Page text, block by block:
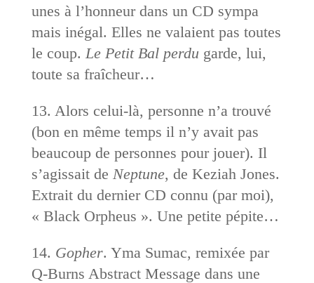
unes à l’honneur dans un CD sympa
mais inégal. Elles ne valaient pas toutes
le coup. Le Petit Bal perdu garde, lui,
toute sa fraîcheur…
13. Alors celui-là, personne n’a trouvé
(bon en même temps il n’y avait pas
beaucoup de personnes pour jouer). Il
s’agissait de Neptune, de Keziah Jones.
Extrait du dernier CD connu (par moi),
« Black Orpheus ». Une petite pépite…
14. Gopher. Yma Sumac, remixée par
Q-Burns Abstract Message dans une